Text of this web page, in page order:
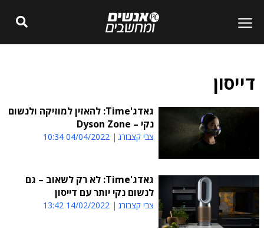
דייסון
גאדג'Time: להאזין למוזיקה ולנשום
נקי – Dyson Zone
צבי קצבורג 04/04/2022 10:34
גאדג'Time: לא רק לשאוב – גם
לנשום נקי יותר עם דייסון
צבי קצבורג 14/02/2022 13:42